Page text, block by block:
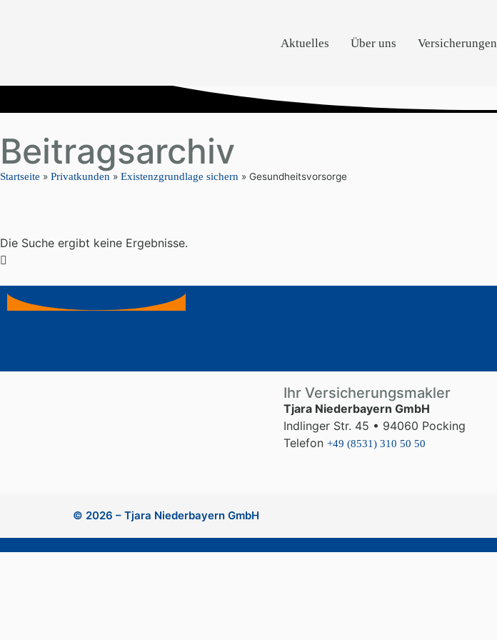
Aktuelles Über uns Versicherungen
Beitragsarchiv
Startseite » Privatkunden » Existenzgrundlage sichern » Gesundheitsvorsorge
Die Suche ergibt keine Ergebnisse.
Ihr Versicherungsmakler
Tjara Niederbayern GmbH
Indlinger Str. 45 • 94060 Pocking
Telefon +49 (8531) 310 50 50
© 2026 – Tjara Niederbayern GmbH